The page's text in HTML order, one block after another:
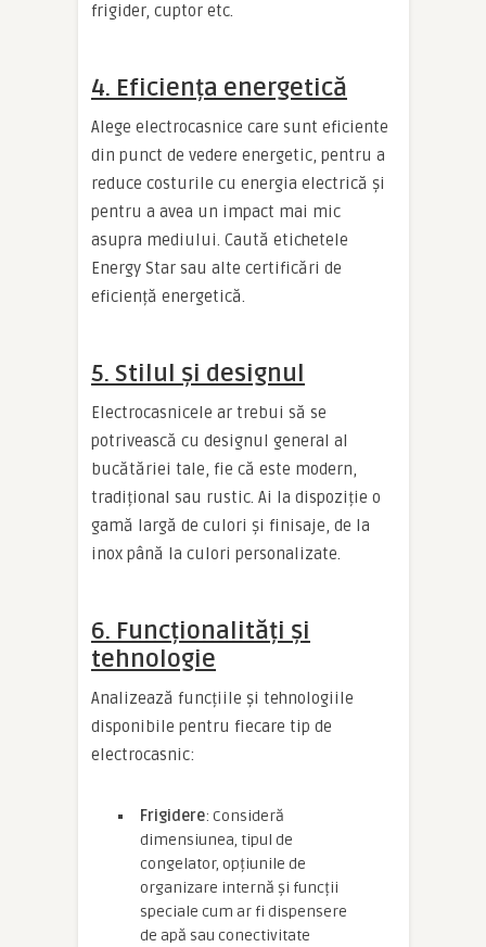
frigider, cuptor etc.
4. Eficiența energetică
Alege electrocasnice care sunt eficiente
din punct de vedere energetic, pentru a
reduce costurile cu energia electrică și
pentru a avea un impact mai mic
asupra mediului. Caută etichetele
Energy Star sau alte certificări de
eficiență energetică.
5. Stilul și designul
Electrocasnicele ar trebui să se
potrivească cu designul general al
bucătăriei tale, fie că este modern,
tradițional sau rustic. Ai la dispoziție o
gamă largă de culori și finisaje, de la
inox până la culori personalizate.
6. Funcționalități și
tehnologie
Analizează funcțiile și tehnologiile
disponibile pentru fiecare tip de
electrocasnic:
Frigidere: Consideră
dimensiunea, tipul de
congelator, opțiunile de
organizare internă și funcții
speciale cum ar fi dispensere
de apă sau conectivitate